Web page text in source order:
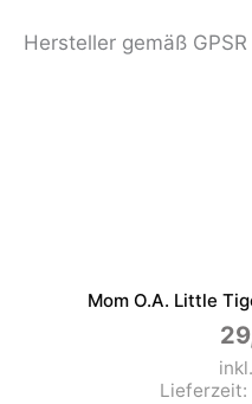
Hersteller gemäß GPSR
Mom O.a. Little
Lieferzeit: